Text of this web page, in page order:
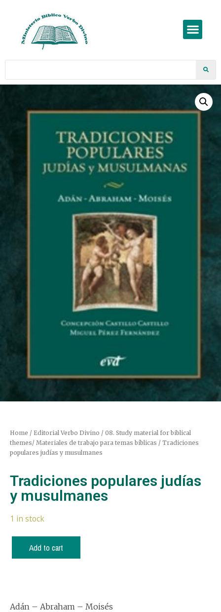
Home / Editorial Verbo Divino / 08. Study material for biblical
themes/ Materiales de trabajo para temas bíblicas / Tradiciones
populares judías y musulmanes
Tradiciones populares judías
y musulmanes
1 in stock
Add to cart
Adán – Abraham – Moisés